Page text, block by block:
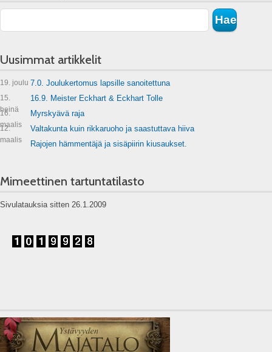
Uusimmat artikkelit
19. joulu 7.0. Joulukertomus lapsille sanoitettuna
15.
heinä
16.9. Meister Eckhart & Eckhart Tolle
16.
maalis
Myrskyävä raja
12.
maalis
Valtakunta kuin rikkaruoho ja saastuttava hiiva
Rajojen hämmentäjä ja sisäpiirin kiusaukset.
Mimeettinen tartuntatilasto
Sivulatauksia sitten 26.1.2009